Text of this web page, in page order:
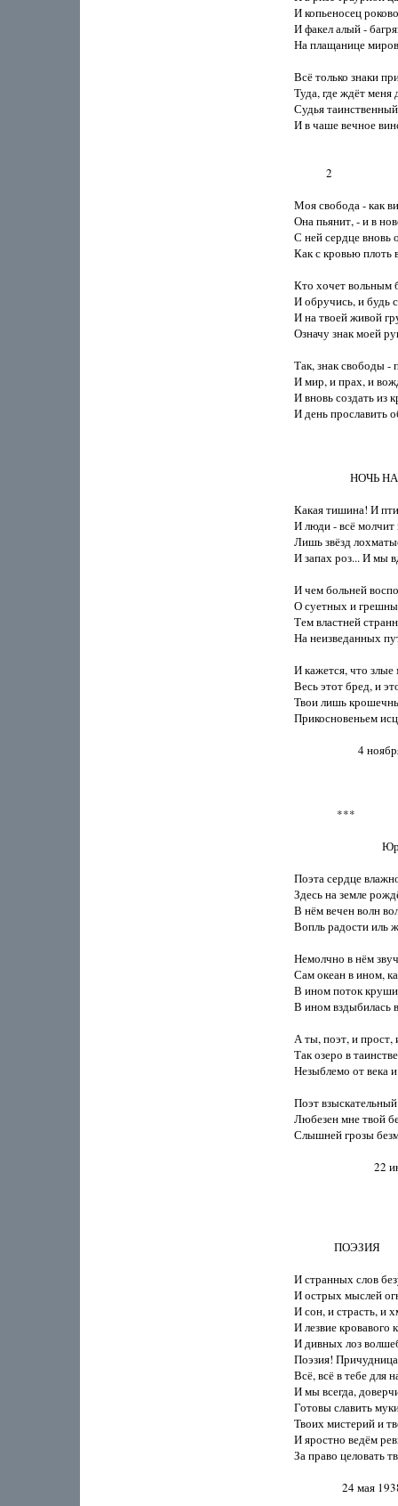
И копьеносец
И факел алый -
На плащанице
Всё только знаки
Туда, где ждёт меня
Судья
И в чаше вечное
            2
Моя свобода - как
Она пьянит, - и в
С ней сердце вновь
Как с кровью плоть
Кто хочет вольным
И обручись, и будь
И на твоей живой
Означу знак моей
Так, знак свободы -
И мир, и прах, и
И вновь создать из
И день прославить
Какая тишина! И
И люди - всё молчит
Лишь звёзд
И запах роз... И мы
И чем больней
О суетных и
Тем властней
На неизведанных
И кажется, что злые
Весь этот бред, и
Твои лишь
Прикосновеньем
4
                ***
Поэта сердце
Здесь на земле
В нём вечен волн
Вопль радости иль
Немолчно в нём
Сам океан в ином,
В ином поток
В ином вздыбилась
А ты, поэт, и прост,
Так озеро в
Незыблемо от века
Поэт
Любезен мне твой
Слышней грозы
               ПОЭЗИЯ
И странных слов
И острых мыслей
И сон, и страсть, и
И лезвие кровавого
И дивных лоз
Поэзия!
Всё, всё в тебе для
И мы всегда,
Готовы славить
Твоих мистерий и
И яростно ведём
За право целовать
24 мая